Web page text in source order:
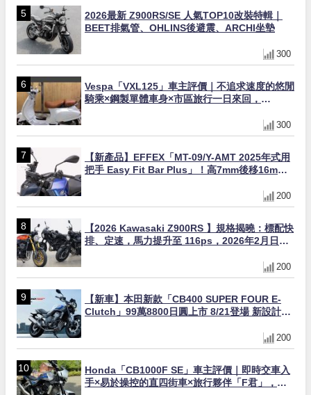
2026最新 Z900RS/SE 人氣TOP10改裝特輯｜
BEET排氣管、OHLINS後避震、ARCHI坐墊
300
Vespa「VXL125」車主評價｜不追求速度的悠閒
騎乘×鋼製單體車身×市區旅行一日來回，
300
【新產品】EFFEX「MT-09/Y-AMT 2025年式用
把手 Easy Fit Bar Plus」！高7mm後移16mm
200
【2026 Kawasaki Z900RS 】規格揭曉：標配快
排、定速，馬力提升至 116ps，2026年2月日本
200
【新車】本田新款「CB400 SUPER FOUR E-
Clutch」99萬8800日圓上市 8/21登場 新設計直
200
Honda「CB1000F SE」車主評價｜即時交車入
手×易於操控的直四街車×旅行夥伴「F君」，舞